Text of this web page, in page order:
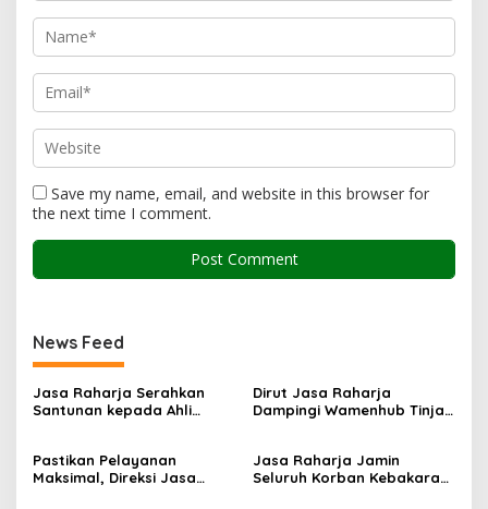
Save my name, email, and website in this browser for
the next time I comment.
News Feed
Jasa Raharja Serahkan
Santunan kepada Ahli
Dirut Jasa Raharja
Dampingi Wamenhub Tinjau
PHC Surabaya
Pastikan Pelayanan
Maksimal, Direksi Jasa
Jasa Raharja Jamin
Seluruh Korban Kebakaran